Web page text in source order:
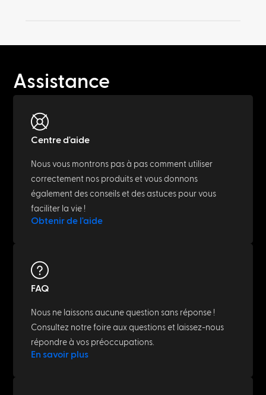
Assistance
Centre d'aide
Nous vous montrons pas à pas comment utiliser
correctement nos produits et vous donnons
également des conseils et des astuces pour vous
faciliter la vie !
Obtenir de l'aide
FAQ
Nous ne laissons aucune question sans réponse !
Consultez notre foire aux questions et laissez-nous
répondre à vos préoccupations.
En savoir plus